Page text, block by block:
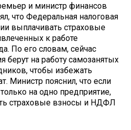
и министр финансов
что Федеральная налоговая
выплачивать страховые
к работе
По его словам, сейчас
берут на работу самозанятых
чтобы избежать
Министр пояснил, что если
на одно предприятие,
страховые взносы и НДФЛ